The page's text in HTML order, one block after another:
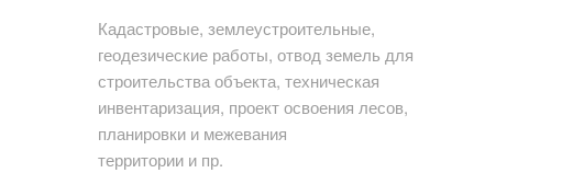
Кадастровые, землеустроительные,
геодезические работы, отвод земель для
строительства объекта, техническая
инвентаризация, проект освоения лесов,
планировки и межевания
территории и пр.